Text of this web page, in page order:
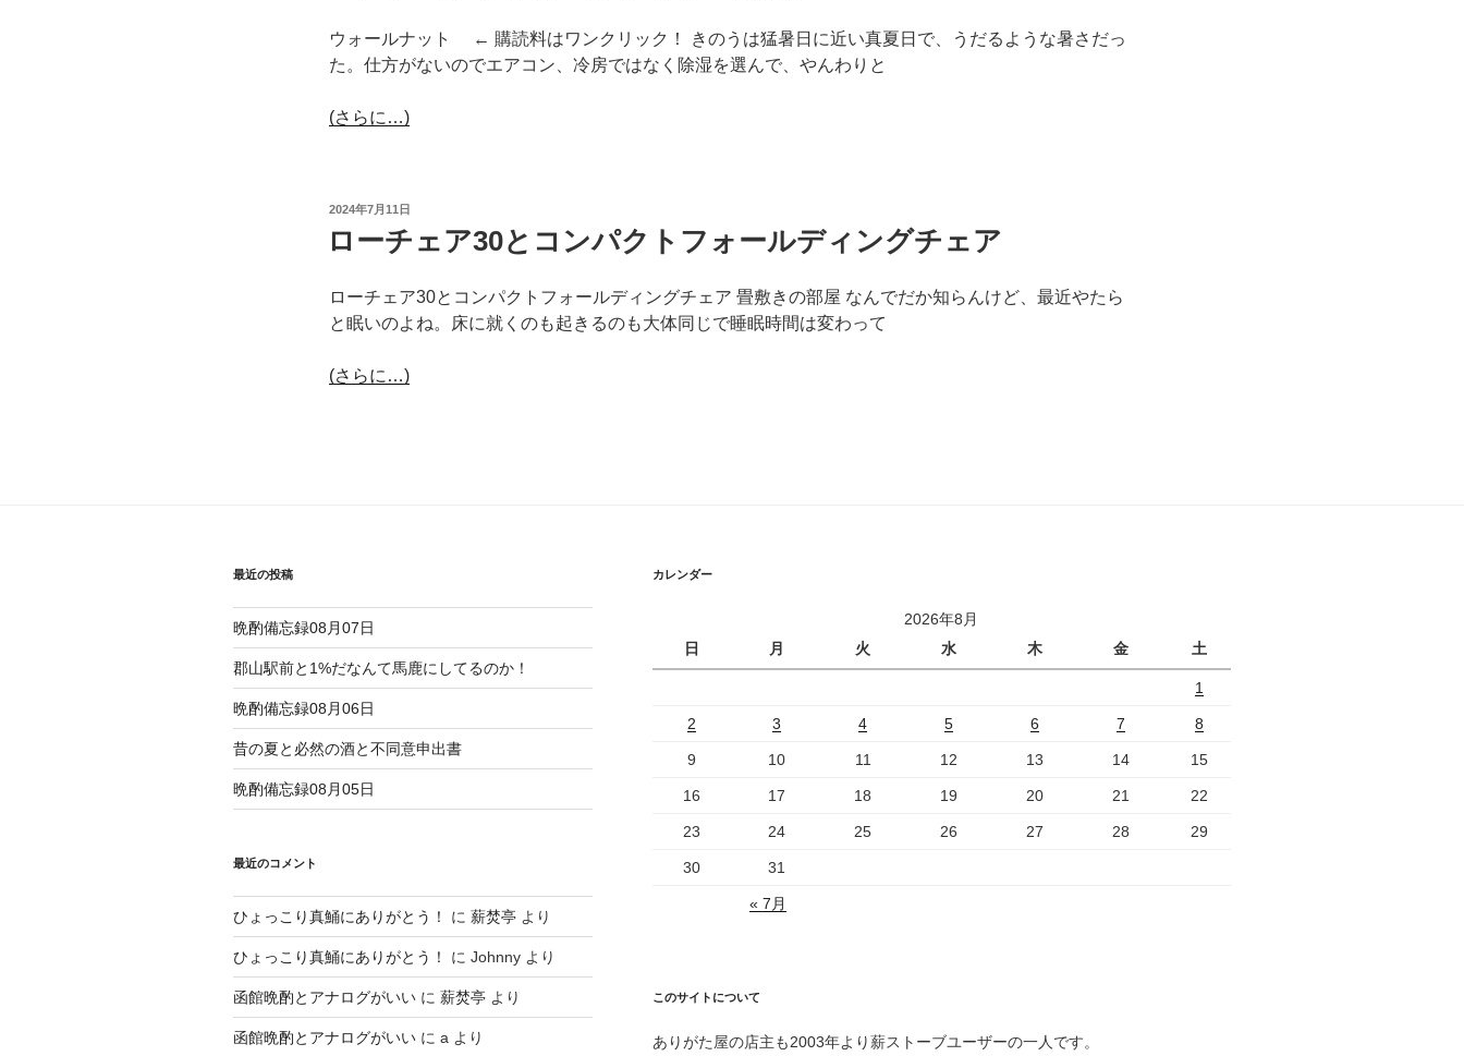
ウォールナット ← 購読料はワンクリック！ きのうは猛暑日に近い真夏日で、うだるような暑さだっ
た。仕方がないのでエアコン、冷房ではなく除湿を選んで、やんわりと
(さらに…)
投
2024年7月11日
ローチェア30とコンパクトフォールディングチェア
ローチェア30とコンパクトフォールディングチェア 畳敷きの部屋 なんでだか知らんけど、最近やたら
と眠いのよね。床に就くのも起きるのも大体同じで睡眠時間は変わって
(さらに…)
最近の投稿
晩酌備忘録08月07日
郡山駅前と1%だなんて馬鹿にしてるのか！
晩酌備忘録08月06日
昔の夏と必然の酒と不同意申出書
晩酌備忘録08月05日
最近のコメント
ひょっこり真鯒にありがとう！ に 薪焚亭 より
ひょっこり真鯒にありがとう！ に Johnny より
函館晩酌とアナログがいい に 薪焚亭 より
函館晩酌とアナログがいい に a より
カレンダー
2026年8月
日
月 火 水 木 金 土
1
2 3 4 5 6 7 8
9 10 11 12 13 14 15
16 17 18 19 20 21 22
23 24 25 26 27 28 29
30 31
« 7月
このサイトについて
ありがた屋の店主も2003年より薪ストーブユーザーの一人です。